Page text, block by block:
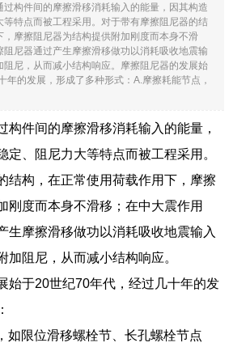
过构件间的摩擦滑移消耗输入的能量，因其构造
特点而被工程采用。对于带有摩擦阻尼器的结
摩擦阻尼器为结构提供附加刚度而本身不滑
尼器通过产生摩擦滑移做功以消耗吸收地震输
阻尼，从而减小结构响应。摩擦阻尼器的发展始
年的发展，形成了多种形式：A.摩擦耗能节点，
构件间的摩擦滑移消耗输入的能量，
定、阻尼力大等特点而被工程采用。
结构，在正常使用荷载作用下，摩擦
刚度而本身不滑移；在中大震作用
生摩擦滑移做功以消耗吸收地震输入
加阻尼，从而减小结构响应。
始于20世纪70年代，经过几十年的发
如限位滑移螺栓节、长孔螺栓节点